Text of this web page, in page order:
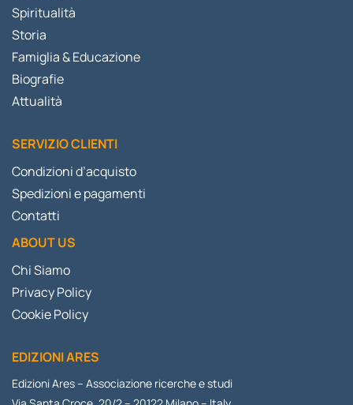
Spiritualità
Storia
Famiglia & Educazione
Biografie
Attualità
SERVIZIO CLIENTI
Condizioni d’acquisto
Spedizioni e pagamenti
Contatti
ABOUT US
Chi Siamo
Privacy Policy
Cookie Policy
EDIZIONI ARES
Edizioni Ares – Associazione ricerche e studi